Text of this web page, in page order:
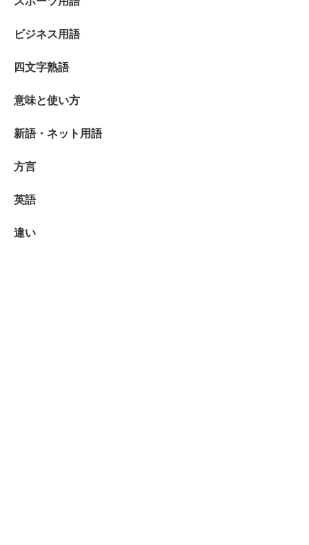
ビジネス用語
四文字熟語
意味と使い方
新語・ネット用語
方言
英語
違い